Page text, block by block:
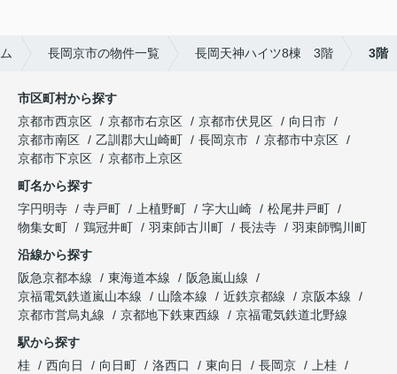
長岡京市の物件一覧 長岡天神ハイツ8棟 3階 3階
市区町村から探す
京都市西京区
京都市右京区 京都市伏見区
向日市
京都市南区
乙訓郡大山崎町 長岡京市
京都市中京区
京都市下京区
京都市上京区
町名から探す
字円明寺
寺戸町 上植野町 字大山崎
松尾井戸町
物集女町
鶏冠井町 羽束師古川町 長法寺
羽束師鴨川町
沿線から探す
阪急京都本線
東海道本線
阪急嵐山線
京福電気鉄道嵐山本線
山陰本線 近鉄京都線
京阪本線
京都市営烏丸線
京都地下鉄東西線
京福電気鉄道北野線
駅から探す
桂
西向日 向日町 洛西口 東向日 長岡京
上桂